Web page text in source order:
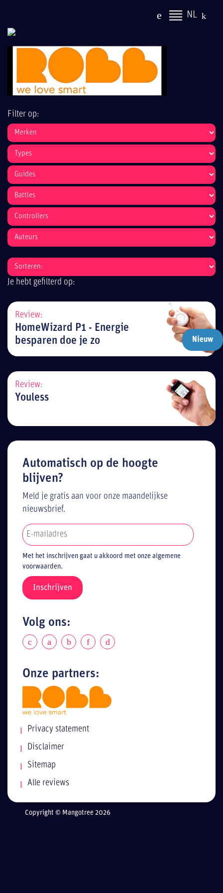
NL
Filter op:
Je hebt gefilterd op:
Nieuw
Review:
HomeWizard P1 - Energie
besparen doe je zo
Review:
Youless
Automatisch op de hoogte
blijven?
Meld je gratis aan voor onze maandelijkse
nieuwsbrief.
Met het inschrijven gaat u akkoord met onze algemene
voorwaarden.
Volg ons:
Onze partners:
Privacy statement
Disclaimer
Sitemap
Alle reviews
Copyright © Mangotree 2026